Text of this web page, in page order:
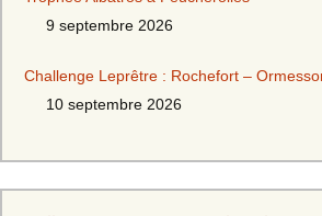
9 septembre 2026
Challenge Leprêtre : Rochefort –
10 septembre 2026